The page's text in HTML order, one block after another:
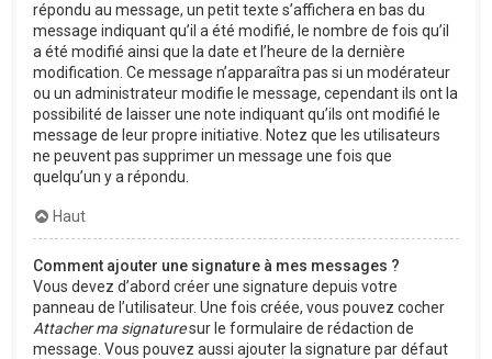
répondu au message, un petit texte s’affichera en bas du
message indiquant qu’il a été modifié, le nombre de fois qu’il
a été modifié ainsi que la date et l’heure de la dernière
modification. Ce message n’apparaîtra pas si un modérateur
ou un administrateur modifie le message, cependant ils ont la
possibilité de laisser une note indiquant qu’ils ont modifié le
message de leur propre initiative. Notez que les utilisateurs
ne peuvent pas supprimer un message une fois que
quelqu’un y a répondu.
Haut
Comment ajouter une signature à mes messages ?
Vous devez d’abord créer une signature depuis votre
panneau de l’utilisateur. Une fois créée, vous pouvez cocher
Attacher ma signaturesur le formulaire de rédaction de
message. Vous pouvez aussi ajouter la signature par défaut